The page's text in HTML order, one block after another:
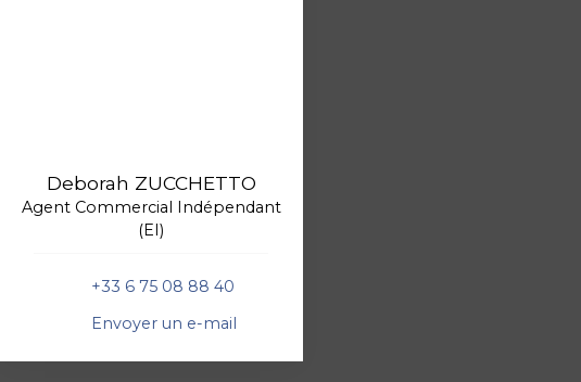
Deborah ZUCCHETTO
Agent Commercial Indépendant
(EI)
+33 6 75 08 88 40
Envoyer un e-mail